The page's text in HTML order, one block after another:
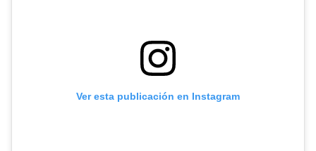
Ver esta publicación en Instagram